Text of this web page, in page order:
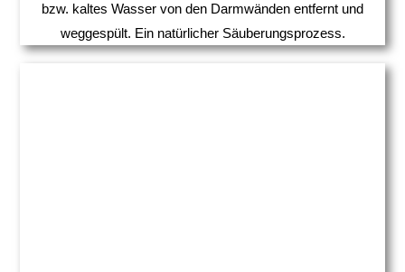
bzw. kaltes Wasser von den Darmwänden entfernt und
weggespült. Ein natürlicher Säuberungsprozess.